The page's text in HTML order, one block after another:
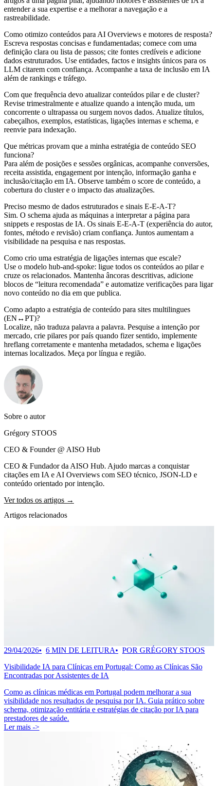
entender a sua expertise e a melhorar a navegação e a
rastreabilidade.
Como otimizo conteúdos para AI Overviews e motores de resposta?
Escreva respostas concisas e fundamentadas; comece com uma
definição clara ou lista de passos; cite fontes credíveis e adicione
dados estruturados. Use entidades, factos e insights únicos para os
LLM citarem com confiança. Acompanhe a taxa de inclusão em IA
além de rankings e tráfego.
Com que frequência devo atualizar conteúdos pilar e de cluster?
Revise trimestralmente e atualize quando a intenção muda, um
concorrente o ultrapassa ou surgem novos dados. Atualize títulos,
cabeçalhos, exemplos, estatísticas, ligações internas e schema, e
reenvie para indexação.
Que métricas provam que a minha estratégia de conteúdo SEO
funciona?
Para além de posições e sessões orgânicas, acompanhe conversões,
receita assistida, engagement por intenção, informação ganha e
inclusão/citação em IA. Observe também o score de conteúdo, a
cobertura do cluster e o impacto das atualizações.
Preciso mesmo de dados estruturados e sinais E‑E‑A‑T?
Sim. O schema ajuda as máquinas a interpretar a página para
snippets e respostas de IA. Os sinais E‑E‑A‑T (experiência do autor,
fontes, método e revisão) criam confiança. Juntos aumentam a
visibilidade na pesquisa e nas respostas.
Como crio uma estratégia de ligações internas que escale?
Use o modelo hub‑and‑spoke: ligue todos os conteúdos ao pilar e
cruze os relacionados. Mantenha âncoras descritivas, adicione
blocos de “leitura recomendada” e automatize verificações para ligar
novo conteúdo no dia em que publica.
Como adapto a estratégia de conteúdo para sites multilingues
(EN↔PT)?
Localize, não traduza palavra a palavra. Pesquise a intenção por
mercado, crie pilares por país quando fizer sentido, implemente
hreflang corretamente e mantenha metadados, schema e ligações
internas localizados. Meça por língua e região.
Sobre o autor
Grégory STOOS
CEO & Founder @ AISO Hub
CEO & Fundador da AISO Hub. Ajudo marcas a conquistar
citações em IA e AI Overviews com SEO técnico, JSON-LD e
conteúdo orientado por intenção.
Ver todos os artigos →
Artigos relacionados
29/04/2026 6 MIN DE LEITURA
POR GRÉGORY STOOS
Visibilidade IA para Clínicas em Portugal: Como as Clínicas São
Encontradas por Assistentes de IA
Como as clínicas médicas em Portugal podem melhorar a sua
visibilidade nos resultados de pesquisa por IA. Guia prático sobre
schema, otimização entitária e estratégias de citação por IA para
prestadores de saúde.
Ler mais ->